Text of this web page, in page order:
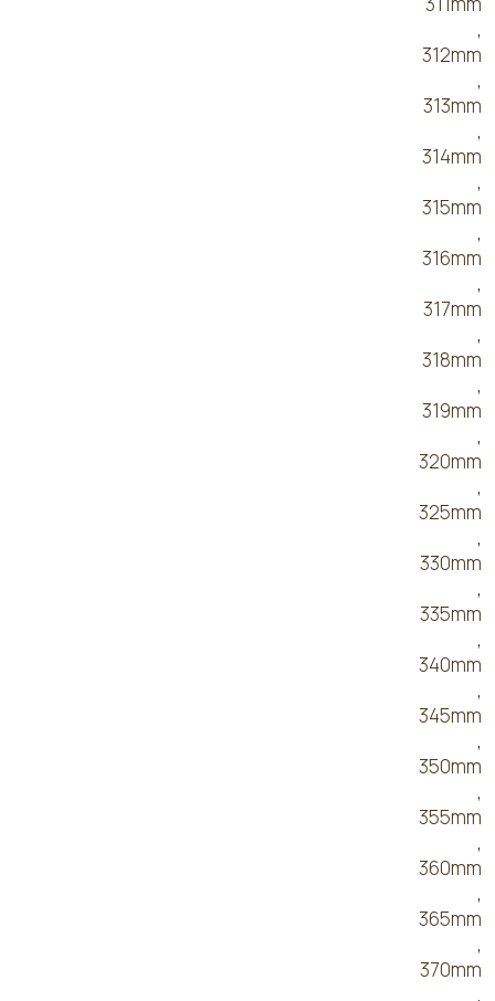
,
312mm
,
313mm
,
314mm
,
315mm
,
316mm
,
317mm
,
318mm
,
319mm
,
320mm
,
325mm
,
330mm
,
335mm
,
340mm
,
345mm
,
350mm
,
355mm
,
360mm
,
365mm
,
370mm
,